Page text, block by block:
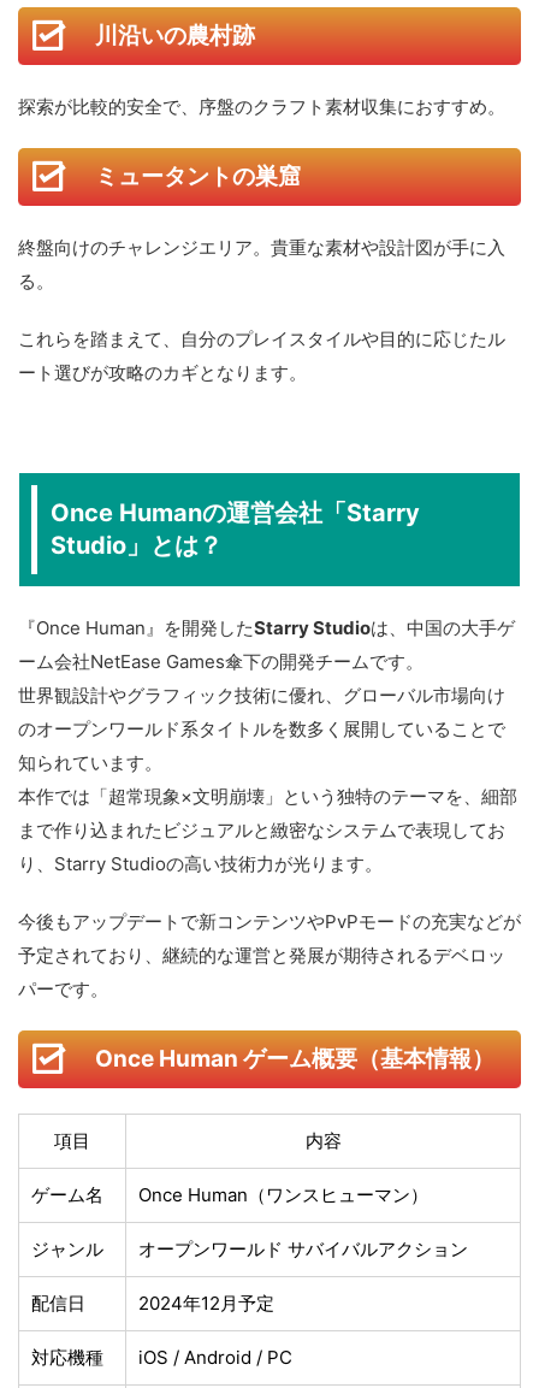
川沿いの農村跡
探索が比較的安全で、序盤のクラフト素材収集におすすめ。
ミュータントの巣窟
終盤向けのチャレンジエリア。貴重な素材や設計図が手に入
る。
これらを踏まえて、自分のプレイスタイルや目的に応じたル
ート選びが攻略のカギとなります。
Once Humanの運営会社「Starry
Studio」とは？
『Once Human』を開発したStarry Studioは、中国の大手ゲ
ーム会社NetEase Games傘下の開発チームです。
世界観設計やグラフィック技術に優れ、グローバル市場向け
のオープンワールド系タイトルを数多く展開していることで
知られています。
本作では「超常現象×文明崩壊」という独特のテーマを、細部
まで作り込まれたビジュアルと緻密なシステムで表現してお
り、Starry Studioの高い技術力が光ります。
今後もアップデートで新コンテンツやPvPモードの充実などが
予定されており、継続的な運営と発展が期待されるデベロッ
パーです。
Once Human ゲーム概要（基本情報）
項目 内容
ゲーム名 Once Human（ワンスヒューマン）
ジャンル オープンワールド サバイバルアクション
配信日 2024年12月予定
対応機種 iOS / Android / PC